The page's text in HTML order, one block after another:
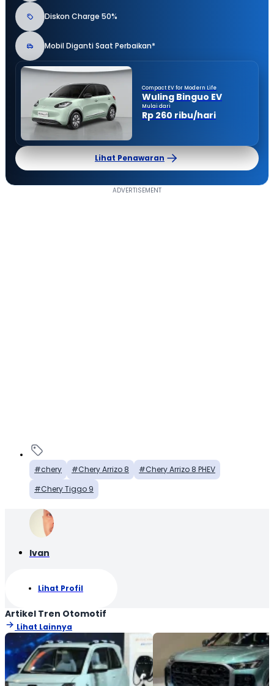
Diskon Charge 50%
Mobil Diganti Saat Perbaikan*
Compact EV for Modern Life
Wuling Binguo EV
Mulai dari
Rp 260 ribu/hari
Lihat Penawaran
chery Chery Arrizo 8
Chery Arrizo 8 PHEV
Chery Tiggo 9
Ivan
Lihat Profil
Artikel Tren Otomotif
Lihat Lainnya